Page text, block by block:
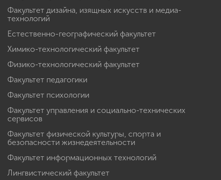
Факультет дизайна, изящных искусств и медиа-
технологий
Естественно-географический факультет
Химико-технологический факультет
Физико-технологический факультет
Факультет педагогики
Факультет психологии
Факультет управления и социально-технических
сервисов
Факультет физической культуры, спорта и
безопасности жизнедеятельности
Факультет информационных технологий
Лингвистический факультет